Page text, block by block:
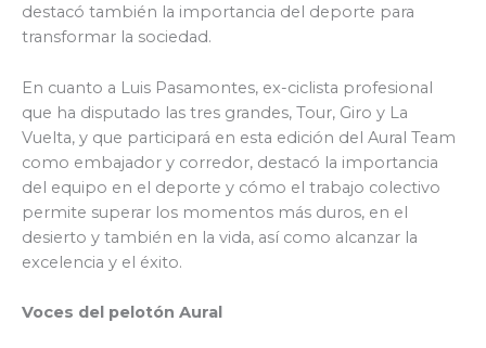
destacó también la importancia del deporte para
transformar la sociedad.
En cuanto a Luis Pasamontes, ex-ciclista profesional
que ha disputado las tres grandes, Tour, Giro y La
Vuelta, y que participará en esta edición del Aural Team
como embajador y corredor, destacó la importancia
del equipo en el deporte y cómo el trabajo colectivo
permite superar los momentos más duros, en el
desierto y también en la vida, así como alcanzar la
excelencia y el éxito.
Voces del pelotón Aural